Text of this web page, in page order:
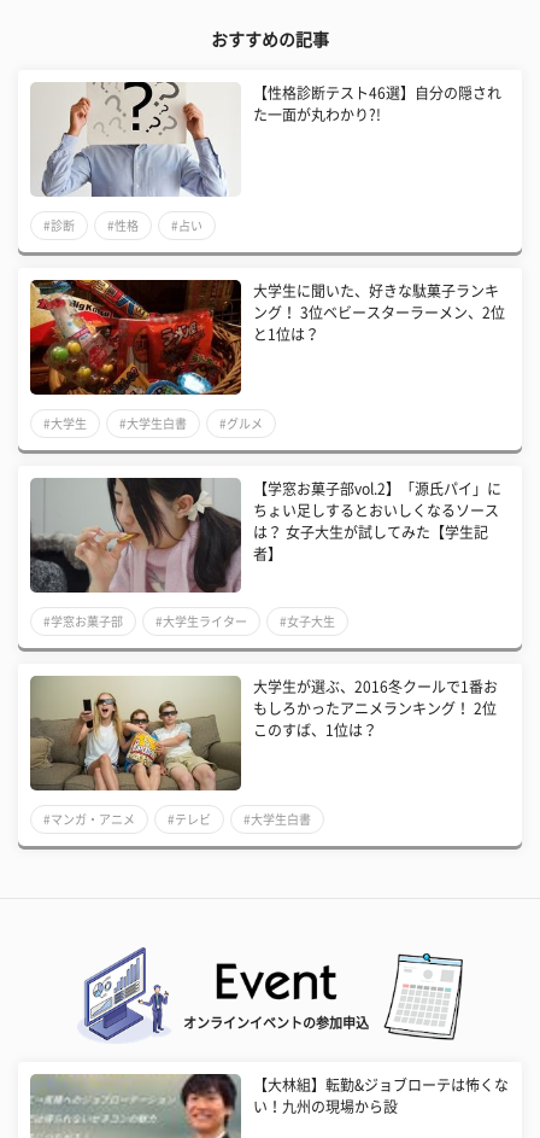
おすすめの記事
【性格診断テスト46選】自分の隠され
た一面が丸わかり?!
#診断 #性格 #占い
大学生に聞いた、好きな駄菓子ランキ
ング！ 3位ベビースターラーメン、2位
と1位は？
#大学生 #大学生白書 #グルメ
【学窓お菓子部vol.2】「源氏パイ」に
ちょい足しするとおいしくなるソース
は？ 女子大生が試してみた【学生記
者】
#学窓お菓子部 #大学生ライター #女子大生
大学生が選ぶ、2016冬クールで1番お
もしろかったアニメランキング！ 2位
このすば、1位は？
#マンガ・アニメ #テレビ #大学生白書
オンラインイベントの参加申込
【大林組】転勤&ジョブローテは怖くな
い！九州の現場から設